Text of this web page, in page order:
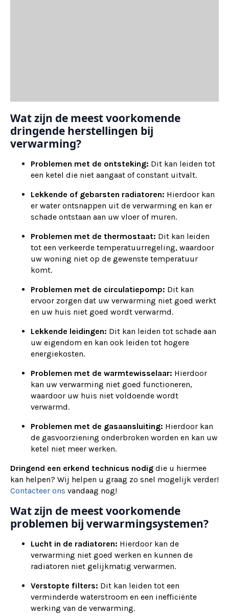
Wat zijn de meest voorkomende
dringende herstellingen bij
verwarming?
Problemen met de ontsteking: Dit kan leiden tot
een ketel die niet aangaat of constant uitvalt.
Lekkende of gebarsten radiatoren: Hierdoor kan
er water ontsnappen uit de verwarming en kan er
schade ontstaan aan uw vloer of muren.
Problemen met de thermostaat: Dit kan leiden
tot een verkeerde temperatuurregeling, waardoor
uw woning niet op de gewenste temperatuur
komt.
Problemen met de circulatiepomp: Dit kan
ervoor zorgen dat uw verwarming niet goed werkt
en uw huis niet goed wordt verwarmd.
Lekkende leidingen: Dit kan leiden tot schade aan
uw eigendom en kan ook leiden tot hogere
energiekosten.
Problemen met de warmtewisselaar: Hierdoor
kan uw verwarming niet goed functioneren,
waardoor uw huis niet voldoende wordt
verwarmd.
Problemen met de gasaansluiting: Hierdoor kan
de gasvoorziening onderbroken worden en kan uw
ketel niet meer werken.
Dringend een erkend technicus nodig die u hiermee
kan helpen? Wij helpen u graag zo snel mogelijk verder!
Contacteer ons vandaag nog!
Wat zijn de meest voorkomende
problemen bij verwarmingsystemen?
Lucht in de radiatoren: Hierdoor kan de
verwarming niet goed werken en kunnen de
radiatoren niet gelijkmatig verwarmen.
Verstopte filters: Dit kan leiden tot een
verminderde waterstroom en een inefficiënte
werking van de verwarming.